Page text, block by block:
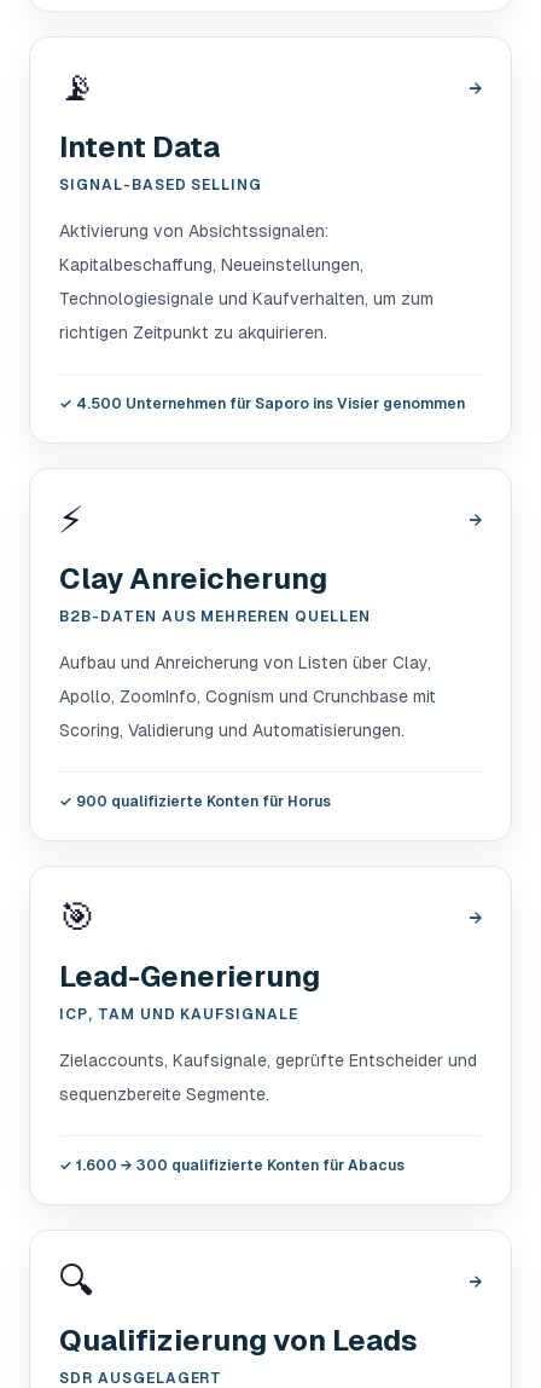
📡 →
Intent Data
SIGNAL-BASED SELLING
Aktivierung von Absichtssignalen:
Kapitalbeschaffung, Neueinstellungen,
Technologiesignale und Kaufverhalten, um zum
richtigen Zeitpunkt zu akquirieren.
✓ 4.500 Unternehmen für Saporo ins Visier genommen
⚡ →
Clay Anreicherung
B2B-DATEN AUS MEHREREN QUELLEN
Aufbau und Anreicherung von Listen über Clay,
Apollo, ZoomInfo, Cognism und Crunchbase mit
Scoring, Validierung und Automatisierungen.
✓ 900 qualifizierte Konten für Horus
🎯 →
Lead-Generierung
ICP, TAM UND KAUFSIGNALE
Zielaccounts, Kaufsignale, geprüfte Entscheider und
sequenzbereite Segmente.
✓ 1.600 → 300 qualifizierte Konten für Abacus
🔍 →
Qualifizierung von Leads
SDR AUSGELAGERT